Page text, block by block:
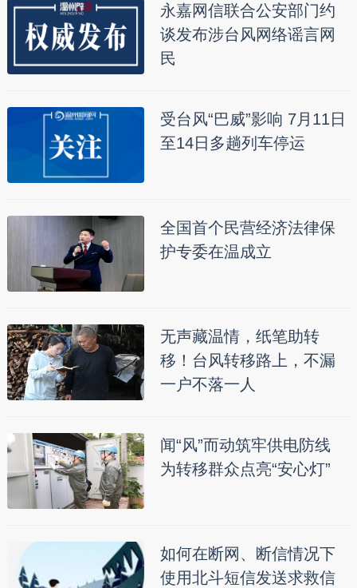
永嘉网信联合公安部门约
谈发布涉台风网络谣言网
民
受台风“巴威”影响 7月11日
至14日多趟列车停运
全国首个民营经济法律保
护专委在温成立
无声藏温情，纸笔助转
移！台风转移路上，不漏
一户不落一人
闻“风”而动筑牢供电防线
为转移群众点亮“安心灯”
如何在断网、断信情况下
使用北斗短信发送求救信